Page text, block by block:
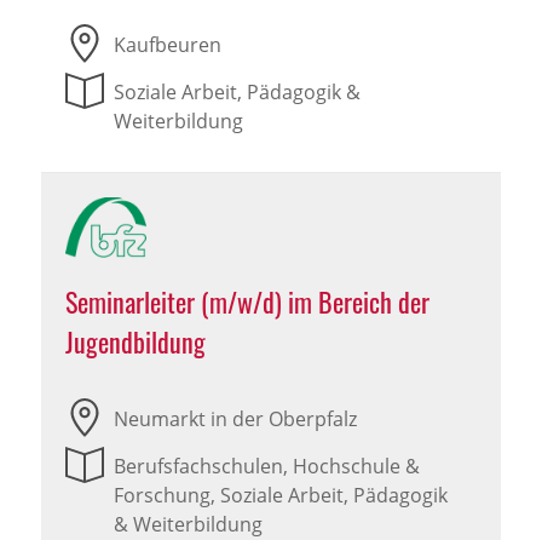
Kaufbeuren
Soziale Arbeit, Pädagogik &
Weiterbildung
Seminarleiter (m/w/d) im Bereich der
Jugendbildung
Neumarkt in der Oberpfalz
Berufsfachschulen, Hochschule &
Forschung, Soziale Arbeit, Pädagogik
& Weiterbildung